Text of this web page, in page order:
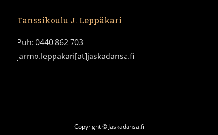
Tanssikoulu J. Leppäkari
Puh: 0440 862 703
jarmo.leppakari[at]jaskadansa.fi
Copyright © Jaskadansa.fi